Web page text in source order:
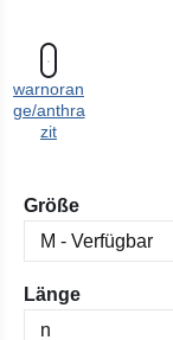
warnoran
ge/anthra
zit
Größeauswählen
Längeauswählen